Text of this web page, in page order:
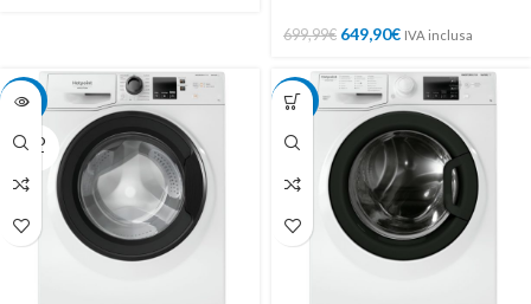
699,99€ 649,90€ IVA inclusa
-17%
SOLD
OUT
-16%